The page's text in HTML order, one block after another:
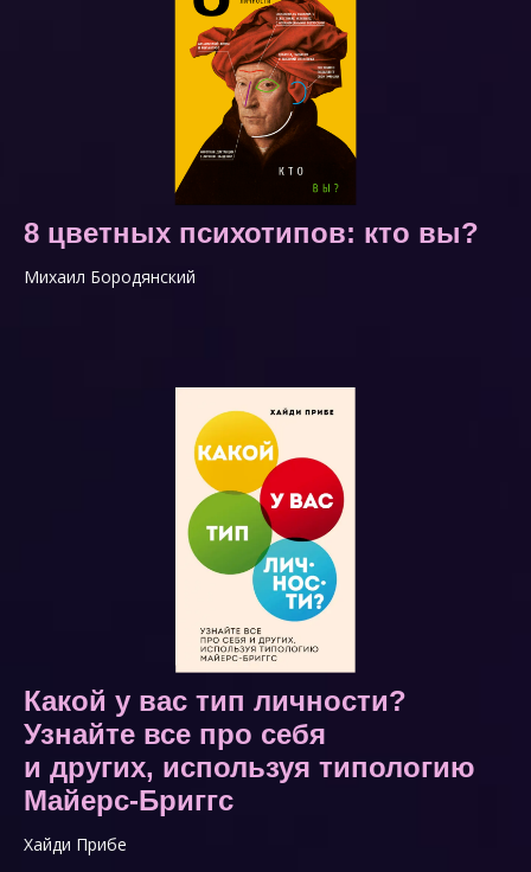
8 цветных психотипов: кто вы?
Михаил Бородянский
Какой у вас тип личности?
Узнайте все про себя
и других, используя типологию
Майерс-Бриггс
Хайди Прибе